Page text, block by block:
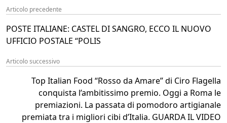
Articolo precedente
POSTE ITALIANE: CASTEL DI SANGRO, ECCO IL NUOVO
UFFICIO POSTALE “POLIS
Articolo successivo
Top Italian Food “Rosso da Amare” di Ciro Flagella
conquista l’ambitissimo premio. Oggi a Roma le
premiazioni. La passata di pomodoro artigianale
premiata tra i migliori cibi d’Italia. GUARDA IL VIDEO